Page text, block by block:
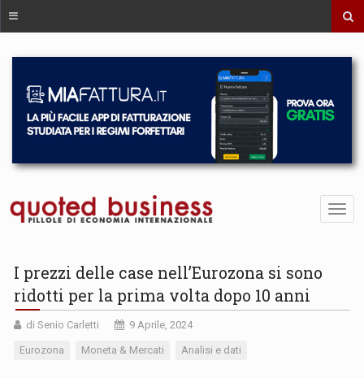
I prezzi delle case nell’Eurozona si sono
ridotti per la prima volta dopo 10 anni
di Senio Carletti 9 Aprile, 2024
Eurozona Moneta & Mercati Analisi e dati